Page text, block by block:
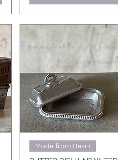
Snabbvisning
Made from Resin